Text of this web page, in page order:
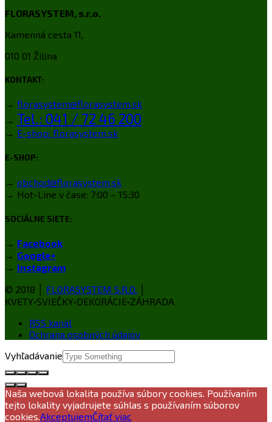
FLORASYSTEM, s.r.o.
Kamenná cesta 11,
010 01 Žilina
KONTAKT:
→ florasystem@florasystem.sk
→ Tel.: 041 / 72 46 200
→ E-shop: florasystem.sk
E-SHOP:
→ obchod@florasystem.sk
→ Hot-Line v čase: 7:00 – 15:30
SOCIÁLNE SIETE:
→ Facebook
→ Google+
→ Instagram
© 2018 │ FLORASYSTEM S.R.O.
KVETY•SVIEČKY•DEKORÁCIE•ZÁHRADA
RSS kanál
Ochrana osobných údajov
Vyhľadávanie
Naša webová lokalita používa súbory cookies. Používaním
tejto lokality vyjadrujete súhlas s používaním súborov
cookies.AkceptujemČítať viac